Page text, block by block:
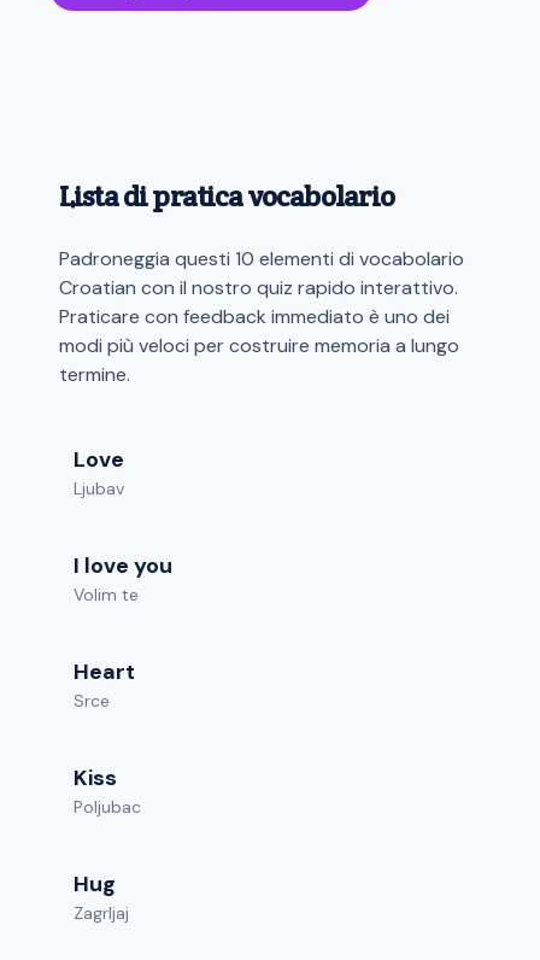
Lista di pratica vocabolario
Padroneggia questi 10 elementi di vocabolario
Croatian con il nostro quiz rapido interattivo.
Praticare con feedback immediato è uno dei
modi più veloci per costruire memoria a lungo
termine.
Love
Ljubav
I love you
Volim te
Heart
Srce
Kiss
Poljubac
Hug
Zagrljaj